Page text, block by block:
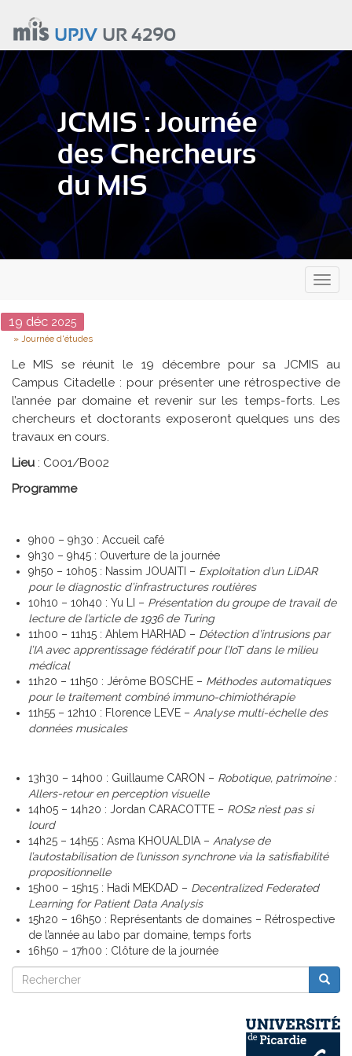
contenu
principal
UPJVUR 4290
JCMIS : Journée
des Chercheurs
du MIS
Date
19 déc 2025
Type
Journée d'études
Le MIS se réunit le 19 décembre pour sa JCMIS au
Campus Citadelle : pour présenter une rétrospective de
l’année par domaine et revenir sur les temps-forts. Les
chercheurs et doctorants exposeront quelques uns des
travaux en cours.
Lieu : C001/B002
Programme
9h00 – 9h30 : Accueil café
9h30 – 9h45 : Ouverture de la journée
9h50 – 10h05 : Nassim JOUAITI – Exploitation d’un LiDAR
pour le diagnostic d’infrastructures routières
10h10 – 10h40 : Yu LI – Présentation du groupe de travail de
lecture de l’article de 1936 de Turing
11h00 – 11h15 : Ahlem HARHAD – Détection d’intrusions par
l’IA avec apprentissage fédératif pour l’IoT dans le milieu
médical
11h20 – 11h50 : Jérôme BOSCHE – Méthodes automatiques
pour le traitement combiné immuno-chimiothérapie
11h55 – 12h10 : Florence LEVE – Analyse multi-échelle des
données musicales
13h30 – 14h00 : Guillaume CARON – Robotique, patrimoine :
Allers-retour en perception visuelle
14h05 – 14h20 : Jordan CARACOTTE – ROS2 n’est pas si
lourd
14h25 – 14h55 : Asma KHOUALDIA – Analyse de
l’autostabilisation de l’unisson synchrone via la satisfiabilité
propositionnelle
15h00 – 15h15 : Hadi MEKDAD – Decentralized Federated
Learning for Patient Data Analysis
15h20 – 16h50 : Représentants de domaines – Rétrospective
de l’année au labo par domaine, temps forts
16h50 – 17h00 : Clôture de la journée
Rechercher
Rechercher